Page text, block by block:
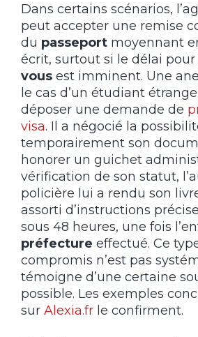
Dans certains scénarios,
peut accepter une remise
du passeport moyennant
écrit, surtout si le délai pour
vous est imminent. Une
le cas d’un étudiant
déposer une demande de
visa. Il a négocié la
temporairement son
honorer un guichet
vérification de son statut,
policière lui a rendu son
assorti d’instructions
sous 48 heures, une fois
préfecture effectué. Ce
compromis n’est pas
témoigne d’une certaine
possible. Les exemples
sur Alexia.fr le confirment.